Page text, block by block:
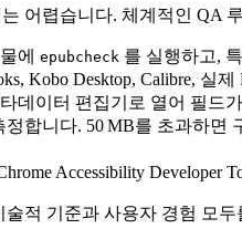
어렵습니다. 체계적인 QA
에 epubcheck 를 실행하고,
Kobo Desktop, Calibre, 실
타데이터 편집기로 열어 필드
정합니다. 50 MB를 초과하면
Accessibility
적 기준과 사용자 경험 모